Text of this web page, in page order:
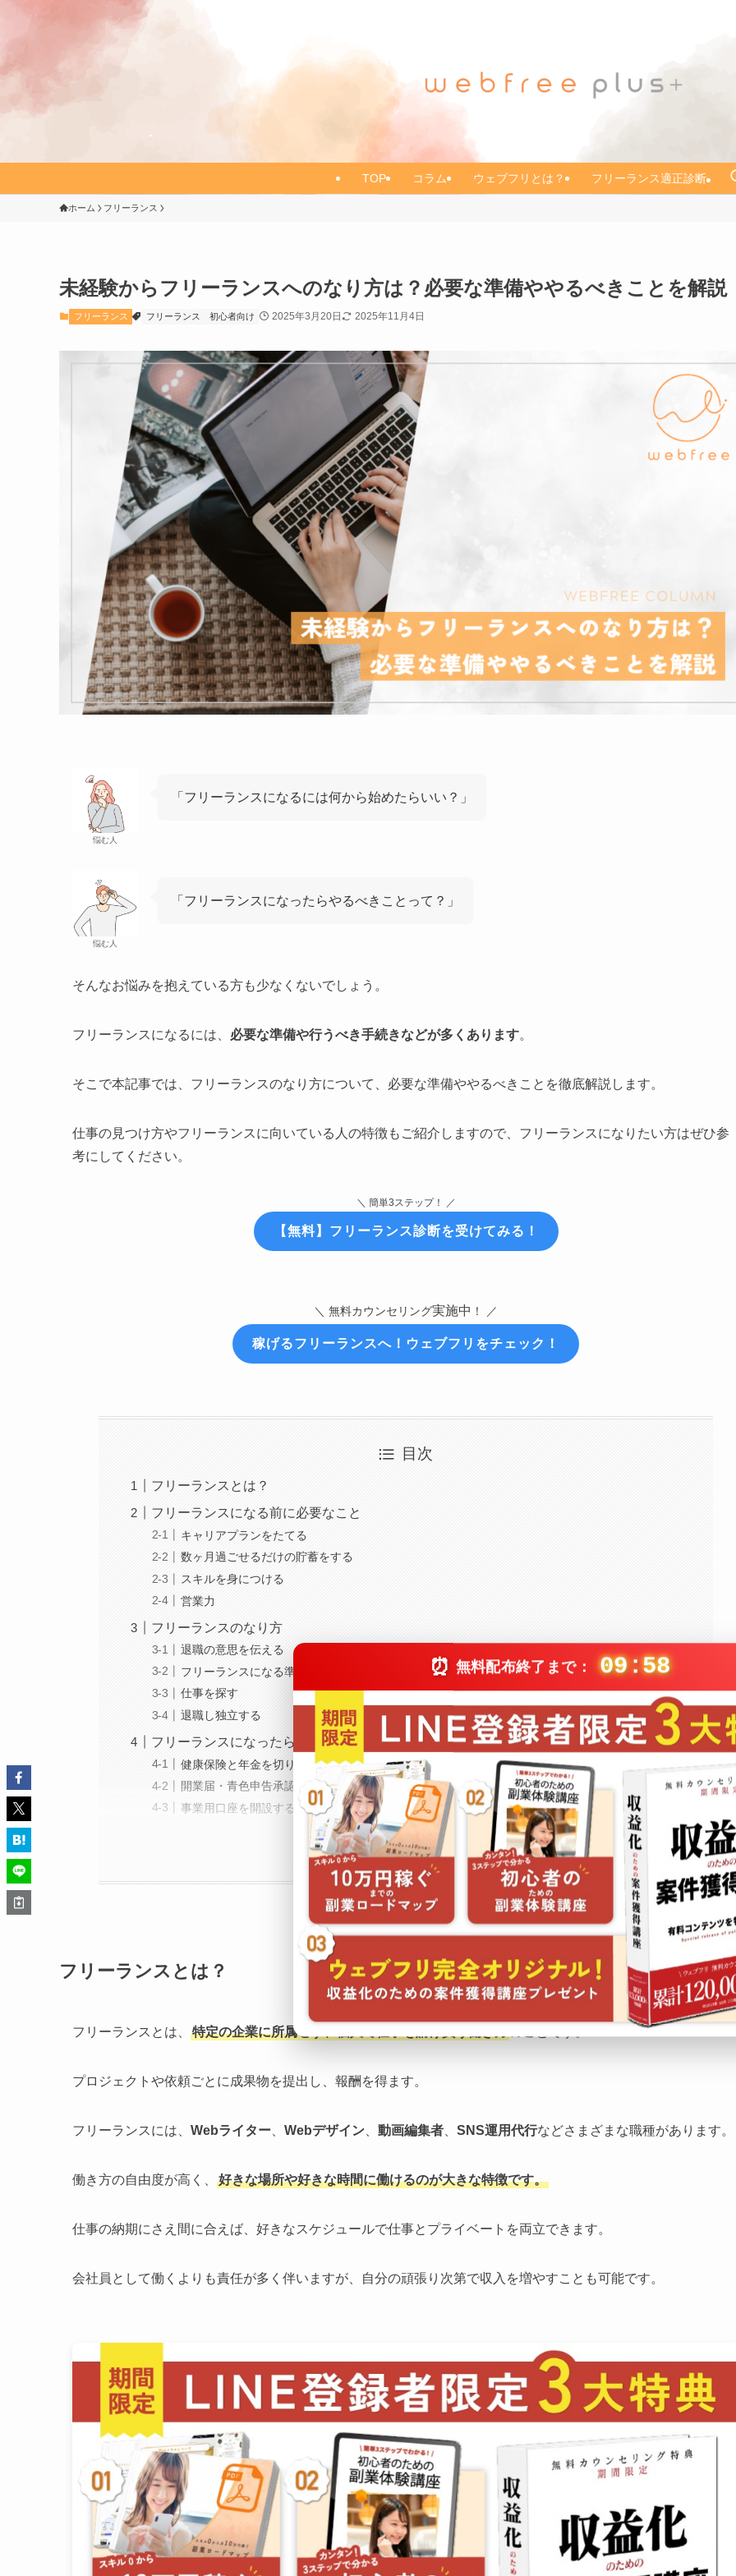
TOP コラム ウェブフリとは？ フリーランス適正診断
ホーム フリーランス
未経験からフリーランスへのなり方は？必要な準備ややるべきことを解説
フリーランス フリーランス 初心者向け 2025年3月20日 2025年11月4日
悩む人
「フリーランスになるには何から始めたらいい？」
悩む人
「フリーランスになったらやるべきことって？」
そんなお悩みを抱えている方も少なくないでしょう。
フリーランスになるには、 必要な準備や行うべき手続きなどが多くあります。
そこで本記事では、フリーランスのなり方について、必要な準備ややるべきことを徹底解説します。
仕事の見つけ方やフリーランスに向いている人の特徴もご紹介しますので、フリーランスになりたい方はぜひ参
考にしてください。
＼ 簡単3ステップ！ ／
【無料】フリーランス診断を受けてみる！
＼ 無料カウンセリング実施中 ！ ／
稼げるフリーランスへ！ウェブフリをチェック！
目次
フリーランスとは？
フリーランスになる前に必要なこと
キャリアプランをたてる
数ヶ月過ごせるだけの貯蓄をする
スキルを身につける
営業力
フリーランスのなり方
退職の意思を伝える
フリーランスになる準備を進める
仕事を探す
退職し独立する
フリーランスになったらやるべきこと
健康保険と年金を切り替える
開業届・青色申告承認申請書を提出する
事業用口座を開設する
もっと見る
フリーランスとは？
フリーランスとは、 特定の企業に所属せず、個人で仕事を請け負う働き方
プロジェクトや依頼ごとに成果物を提出し、報酬を得ます。
フリーランスには、 Webライター Webデザイン 動画編集者 SNS運用代行などさまざまな職種があります。
働き方の自由度が高く、 好きな場所や好きな時間に働けるのが大きな特徴です。
仕事の納期にさえ間に合えば、好きなスケジュールで仕事とプライベートを両立できます。
会社員として働くよりも責任が多く伴いますが、自分の頑張り次第で収入を増やすことも可能です。
⏰ 無料配布終了まで： 09:56